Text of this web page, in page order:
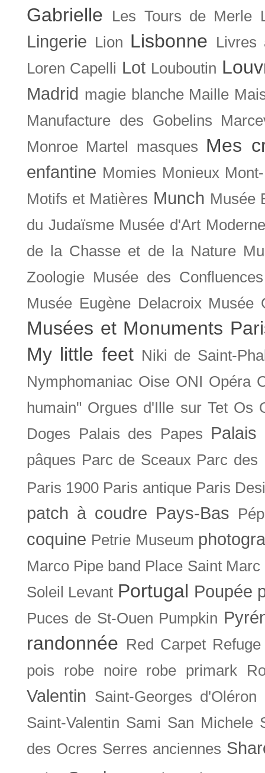
Gabrielle
Les Tours de Merle
Lingerie Lion Lisbonne
Livres
Loren Capelli Lot Louboutin
Madrid magie blanche Maille
Manufacture des Gobelins
Monroe Martel masques Mes
enfantine Momies Monieux
Motifs et Matières Munch Musée
du Judaïsme Musée d'Art
de la Chasse et de la Nature
Zoologie Musée des Confluences
Musée Eugène Delacroix Musée
Musées et Monuments
My little feet Niki de Saint-
Nymphomaniac Oise ONI Opéra
humain" Orgues d'Ille sur Tet Os
Doges
Palais des Papes Palais
pâques Parc de Sceaux Parc des
Paris 1900 Paris antique Paris
patch à coudre Pays-Bas
coquine Petrie Museum
Marco Pipe band Place Saint Marc
Soleil Levant Portugal Poupée
Puces de St-Ouen Pumpkin
randonnée Red Carpet Refuge
pois
robe noire robe primark
Valentin Saint-Georges d'Oléron
Saint-Valentin Sami San Michele
des Ocres Serres anciennes